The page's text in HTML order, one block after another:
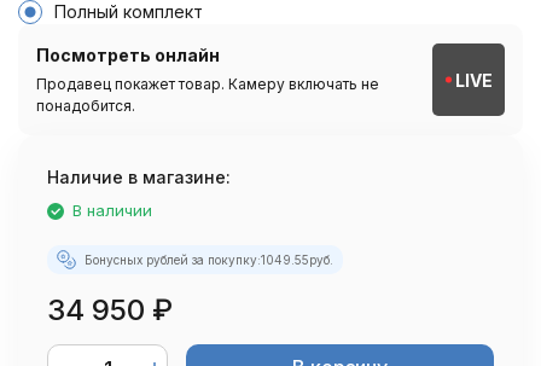
Полный комплект
Посмотреть онлайн
Продавец покажет товар. Камеру включать не
понадобится.
LIVE
Наличие в магазине:
В наличии
Бонусных рублей за покупку:1049.55руб.
34 950 ₽